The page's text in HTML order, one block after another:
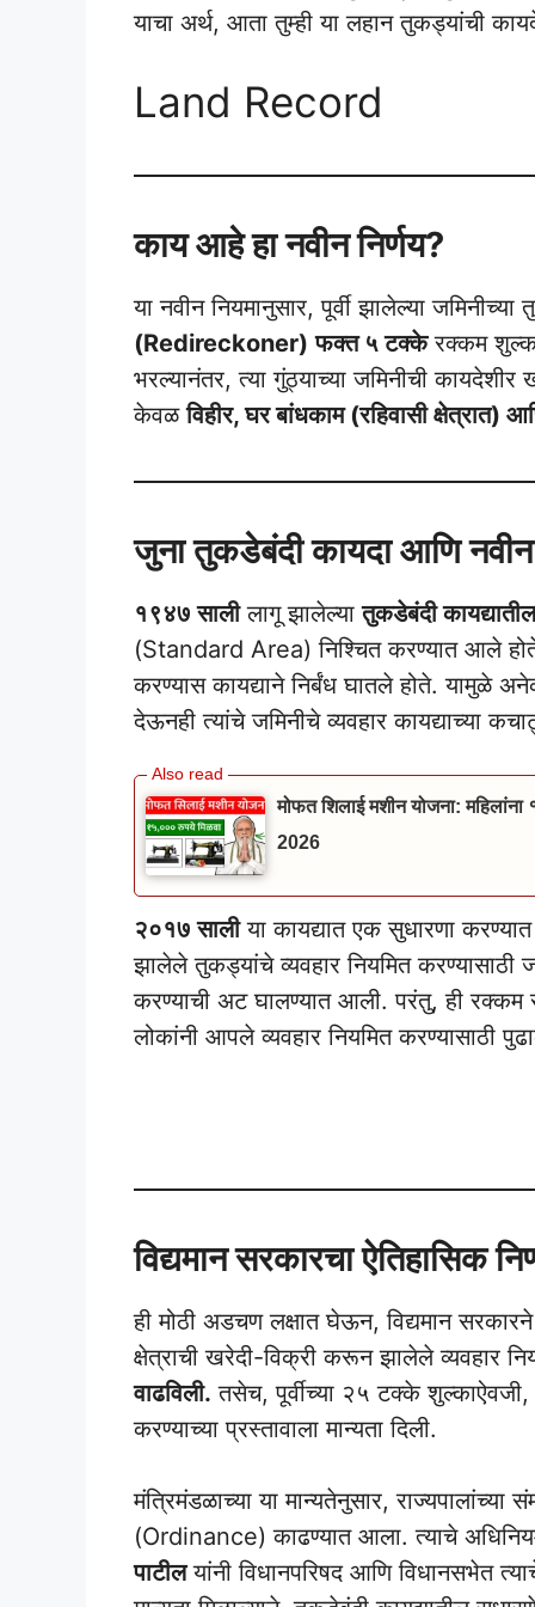
याचा अर्थ, आता तुम्ही या लहान तुकड्यांची
Land Record
काय आहे हा नवीन निर्णय?
या नवीन नियमानुसार, पूर्वी झालेल्या
(Redireckoner) फक्त ५ टक्केरक्कम शुल्क
भरल्यानंतर, त्या गुंठ्याच्या जमिनीची कायदेशीर
केवळविहीर, घर बांधकाम (रहिवासी क्षेत्रात)
जुना तुकडेबंदी कायदा आणि
१९४७ सालीलागू झालेल्यातुकडेबंदी कायद्यातील
(Standard Area) निश्चित करण्यात आले होते.
करण्यास कायद्याने निर्बंध घातले होते. यामुळे
देऊनही त्यांचे जमिनीचे व्यवहार कायद्याच्या
मोफत शिलाई मशीन योजना:
2026
२०१७ सालीया कायद्यात एक सुधारणा
झालेले तुकड्यांचे व्यवहार नियमित करण्यासाठी
करण्याची अट घालण्यात आली. परंतु, ही रक्कम
लोकांनी आपले व्यवहार नियमित करण्यासाठी
विद्यमान सरकारचा ऐतिहासिक
ही मोठी अडचण लक्षात घेऊन, विद्यमान सरकारने
क्षेत्राची खरेदी-विक्री करून झालेले व्यवहार
वाढविली. तसेच, पूर्वीच्या २५ टक्के
करण्याच्या प्रस्तावाला मान्यता दिली.
मंत्रिमंडळाच्या या मान्यतेनुसार, राज्यपालांच्या
(Ordinance) काढण्यात आला. त्याचे
पाटीलयांनी विधानपरिषद आणि विधानसभेत